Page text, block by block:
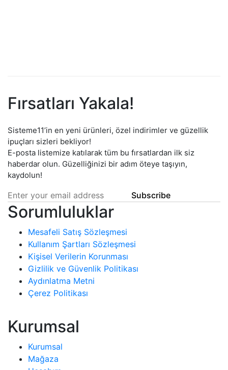
Fırsatları Yakala!
Sisteme11’in en yeni ürünleri, özel indirimler ve güzellik
ipuçları sizleri bekliyor!
E-posta listemize katılarak tüm bu fırsatlardan ilk siz
haberdar olun. Güzelliğinizi bir adım öteye taşıyın,
kaydolun!
Subscribe
Sorumluluklar
Mesafeli Satış Sözleşmesi
Kullanım Şartları Sözleşmesi
Kişisel Verilerin Korunması
Gizlilik ve Güvenlik Politikası
Aydınlatma Metni
Çerez Politikası
Kurumsal
Kurumsal
Mağaza